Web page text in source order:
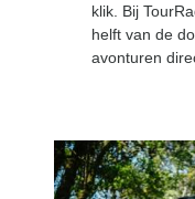
klik. Bij
helft van de
avonturen